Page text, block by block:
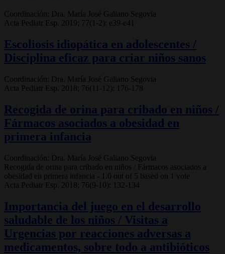
Coordinación: Dra. María José Galiano Segovia
Acta Pediatr Esp. 2019; 77(1-2): e39-e41
Escoliosis idiopática en adolescentes /
Disciplina eficaz para criar niños sanos
Coordinación: Dra. María José Galiano Segovia
Acta Pediatr Esp. 2018; 76(11-12): 176-178
Recogida de orina para cribado en niños /
Fármacos asociados a obesidad en
primera infancia
Coordinación: Dra. María José Galiano Segovia
Recogida de orina para cribado en niños / Fármacos asociados a
obesidad en primera infancia - 1.0 out of 5 based on 1 vote
Acta Pediatr Esp. 2018; 76(9-10): 132-134
Importancia del juego en el desarrollo
saludable de los niños / Visitas a
Urgencias por reacciones adversas a
medicamentos, sobre todo a antibióticos